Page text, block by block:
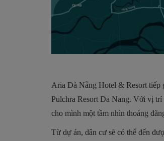
Aria Đà Nẵng Hotel & Resort tiếp
Pulchra Resort Da Nang. Với vị trí
cho mình một tầm nhìn thoáng
Từ dự án, dân cư sẽ có thể đến